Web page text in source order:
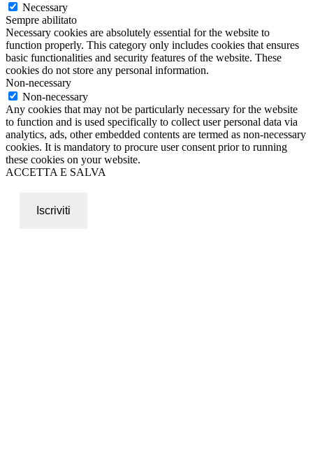
Necessary
Sempre abilitato
Necessary cookies are absolutely essential for the website to
function properly. This category only includes cookies that ensures
basic functionalities and security features of the website. These
cookies do not store any personal information.
Non-necessary
Non-necessary
Any cookies that may not be particularly necessary for the website
to function and is used specifically to collect user personal data via
analytics, ads, other embedded contents are termed as non-necessary
cookies. It is mandatory to procure user consent prior to running
these cookies on your website.
ACCETTA E SALVA
Iscriviti